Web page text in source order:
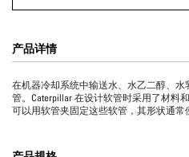
产品详情
在机器冷却系统中输送水、水乙二醇、
管。Caterpillar 在设计软管时采用了材料
可以用软管夹固定这些软管，其形状通常